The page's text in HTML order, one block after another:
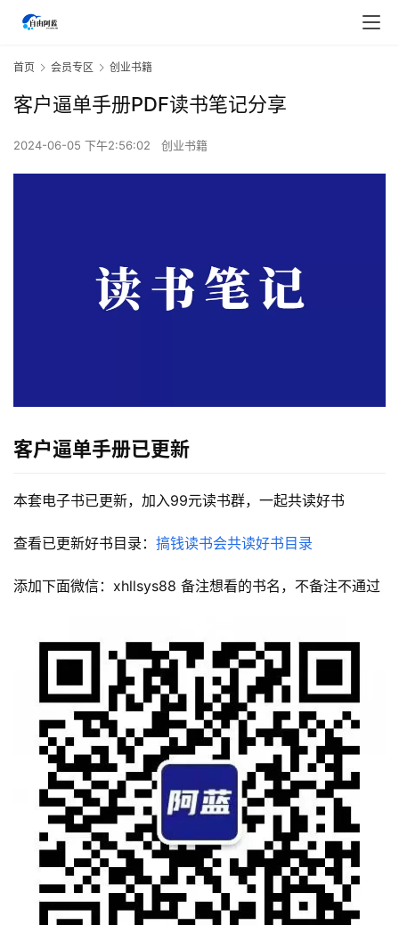
首页 会员专区 创业书籍
客户逼单手册PDF读书笔记分享
2024-06-05 下午2:56:02 创业书籍
客户逼单手册已更新
本套电子书已更新，加入99元读书群，一起共读好书
查看已更新好书目录： 搞钱读书会共读好书目录
添加下面微信：xhllsys88 备注想看的书名，不备注不通过